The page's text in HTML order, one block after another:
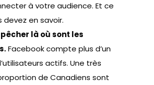
à votre audience. Et ce
devez en savoir.
là où sont les
Facebook compte plus d’un
actifs. Une très
de Canadiens sont